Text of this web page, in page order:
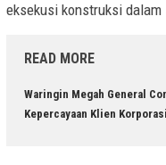
eksekusi konstruksi dalam
READ MORE
Waringin Megah General
Kepercayaan Klien Korporasi